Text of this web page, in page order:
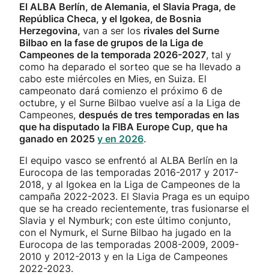
El ALBA Berlín, de Alemania, el Slavia Praga, de
República Checa, y el Igokea, de Bosnia
Herzegovina, van a ser los rivales del Surne
Bilbao en la fase de grupos de la Liga de
Campeones de la temporada 2026-2027, tal y
como ha deparado el sorteo que se ha llevado a
cabo este miércoles en Mies, en Suiza. El
campeonato dará comienzo el próximo 6 de
octubre, y el Surne Bilbao vuelve así a la Liga de
Campeones, después de tres temporadas en las
que ha disputado la FIBA Europe Cup, que ha
ganado en 2025 y en 2026.
El equipo vasco se enfrentó al ALBA Berlín en la
Eurocopa de las temporadas 2016-2017 y 2017-
2018, y al Igokea en la Liga de Campeones de la
campaña 2022-2023. El Slavia Praga es un equipo
que se ha creado recientemente, tras fusionarse el
Slavia y el Nymburk; con este último conjunto,
con el Nymurk, el Surne Bilbao ha jugado en la
Eurocopa de las temporadas 2008-2009, 2009-
2010 y 2012-2013 y en la Liga de Campeones
2022-2023.